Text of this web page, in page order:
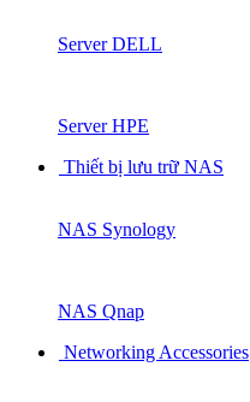
Server DELL
Server HPE
Thiết bị lưu trữ NAS
NAS Synology
NAS Qnap
Networking Accessories